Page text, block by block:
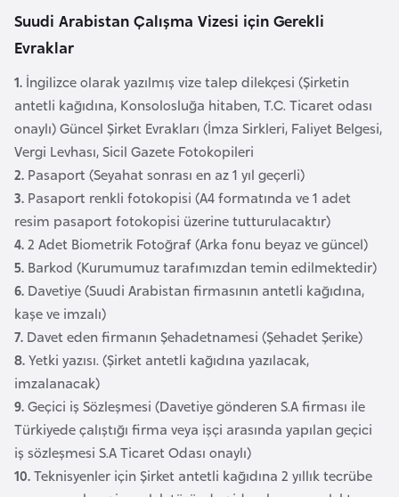
Suudi Arabistan Çalışma Vizesi için Gerekli
Evraklar
1. İngilizce olarak yazılmış vize talep dilekçesi (Şirketin
antetli kağıdına, Konsolosluğa hitaben, T.C. Ticaret odası
onaylı) Güncel Şirket Evrakları (İmza Sirkleri, Faliyet Belgesi,
Vergi Levhası, Sicil Gazete Fotokopileri
2. Pasaport (Seyahat sonrası en az 1 yıl geçerli)
3. Pasaport renkli fotokopisi (A4 formatında ve 1 adet
resim pasaport fotokopisi üzerine tutturulacaktır)
4.2 Adet Biometrik Fotoğraf (Arka fonu beyaz ve güncel)
5. Barkod (Kurumumuz tarafımızdan temin edilmektedir)
6. Davetiye (Suudi Arabistan firmasının antetli kağıdına,
kaşe ve imzalı)
7. Davet eden firmanın Şehadetnamesi (Şehadet Şerike)
8.Yetki yazısı. (Şirket antetli kağıdına yazılacak,
imzalanacak)
9.Geçici iş Sözleşmesi (Davetiye gönderen S.A firması ile
Türkiyede çalıştığı firma veya işçi arasında yapılan geçici
iş sözleşmesi S.A Ticaret Odası onaylı)
10.Teknisyenler için Şirket antetli kağıdına 2 yıllık tecrübe
u
l
g
a
r
i
s
t
a
n
B
u
r
k
i
n
a